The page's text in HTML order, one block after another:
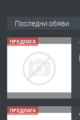
Последни обяви
ПРЕДЛАГА
ПРЕДЛАГА